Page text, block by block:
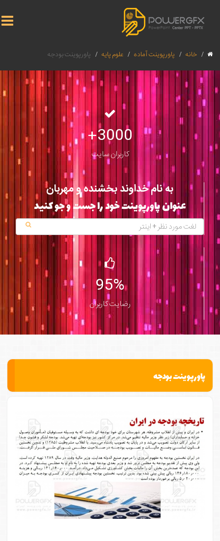
خانه پاورپوینت آماده علوم پایه پاورپوینت بودجه
3000+
کاربران سایت
به نام خداوند بخشنده و مهربان
عنوان پاورپوینت خود را جست و جو کنید
95%
رضایت کاربران
پاورپوینت بودجه